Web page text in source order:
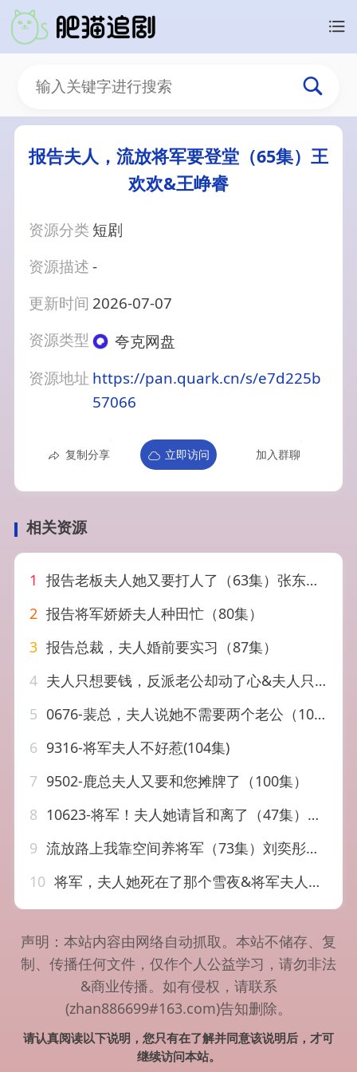
报告夫人，流放将军要登堂（65集）王
欢欢&王峥睿
资源分类 短剧
资源描述-
更新时间 2026-07-07
资源类型
夸克网盘
资源地址 https://pan.quark.cn/s/e7d225b
57066
复制分享 立即访问 加入群聊
相关资源
1 报告老板夫人她又要打人了（63集）张东梓&朱傲宇
2 报告将军娇娇夫人种田忙（80集）
3 报告总裁，夫人婚前要实习（87集）
4 夫人只想要钱，反派老公却动了心&夫人只想要钱反派老公却动了心（88集）AI短剧
5 0676-裴总，夫人说她不需要两个老公（109集）
6 9316-将军夫人不好惹(104集)
7 9502-鹿总夫人又要和您摊牌了（100集）
8 10623-将军！夫人她请旨和离了（47集）王蔼玲
9 流放路上我靠空间养将军（73集）刘奕彤&莫文卓
10 将军，夫人她死在了那个雪夜&将军夫人她死在了那个雪夜（65集）AI短剧
声明：本站内容由网络自动抓取。本站不储存、复
制、传播任何文件，仅作个人公益学习，请勿非法
&商业传播。如有侵权，请联系
(zhan886699#163.com)告知删除。
请认真阅读以下说明，您只有在了解并同意该说明后，才可
继续访问本站。